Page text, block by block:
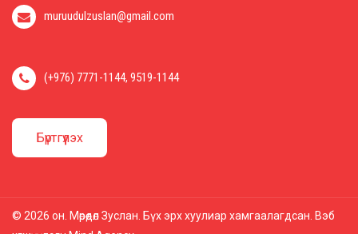
muruudulzuslan@gmail.com
(+976) 7771-1144, 9519-1144
Бүртгүүлэх
© 2026 он. Мөрөөдөл Зуслан. Бүх эрх хуулиар хамгаалагдсан. Вэб